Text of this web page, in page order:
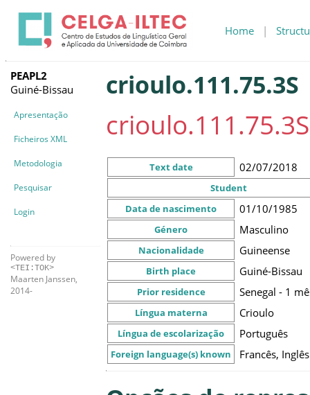
Home |
PEAPL2
Guiné-Bissau
Apresentação
Ficheiros XML
Metodologia
Pesquisar
Login
Powered by
<TEI:TOK>
Maarten Janssen,
2014-
crioulo.111.75.3S
crioulo.111.75.3S
Text date 02/07/2018
Student
Data de nascimento
01/10/1985
Género Masculino
Nacionalidade Guineense
Birth place Guiné-Bissau
Prior residence Senegal - 1
Língua materna Crioulo
Língua de escolarização Português
Foreign language(s) known Francês, Inglês